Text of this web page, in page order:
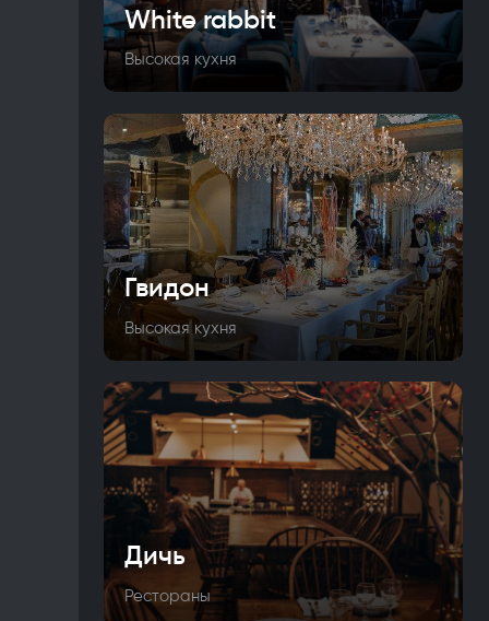
White rabbit
Высокая кухня
Гвидон
Высокая кухня
Дичь
Рестораны